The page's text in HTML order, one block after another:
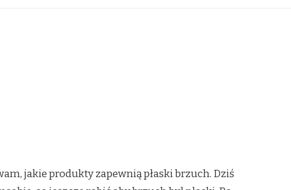
jakie produkty zapewnią płaski brzuch. Dziś